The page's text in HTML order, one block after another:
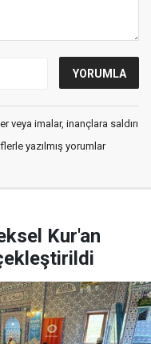
veya imalar, inançlara saldırı
yazılmış yorumlar
Kur'an